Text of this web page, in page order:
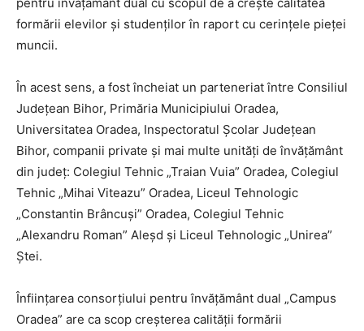
formării elevilor și studenților în raport cu cerințele pieței
muncii.
În acest sens, a fost încheiat un parteneriat între Consiliul
Județean Bihor, Primăria Municipiului Oradea,
Universitatea Oradea, Inspectoratul Școlar Județean
Bihor, companii private și mai multe unități de învățământ
din județ: Colegiul Tehnic „Traian Vuia” Oradea, Colegiul
Tehnic „Mihai Viteazu” Oradea, Liceul Tehnologic
„Constantin Brâncuși” Oradea, Colegiul Tehnic
„Alexandru Roman” Aleșd și Liceul Tehnologic „Unirea”
Ștei.
Înființarea consorțiului pentru învățământ dual „Campus
Oradea” are ca scop creșterea calității formării